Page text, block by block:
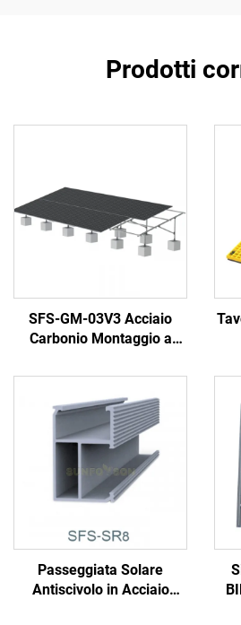
Prodotti
SFS-GM-03V3 Acciaio
Carbonio Montaggio a
Passeggiata Solare
Antiscivolo in Acciaio